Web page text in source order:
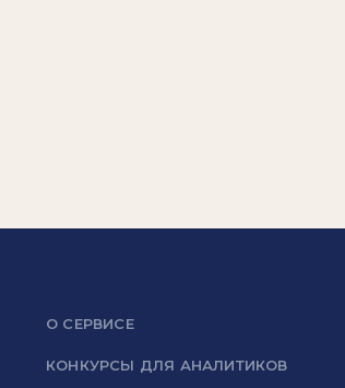
О СЕРВИСЕ
КОНКУРСЫ ДЛЯ АНАЛИТИКОВ